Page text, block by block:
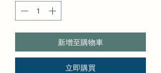
新增至購物車
立即購買